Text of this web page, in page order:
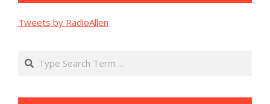
Tweets by RadioAllen
Search